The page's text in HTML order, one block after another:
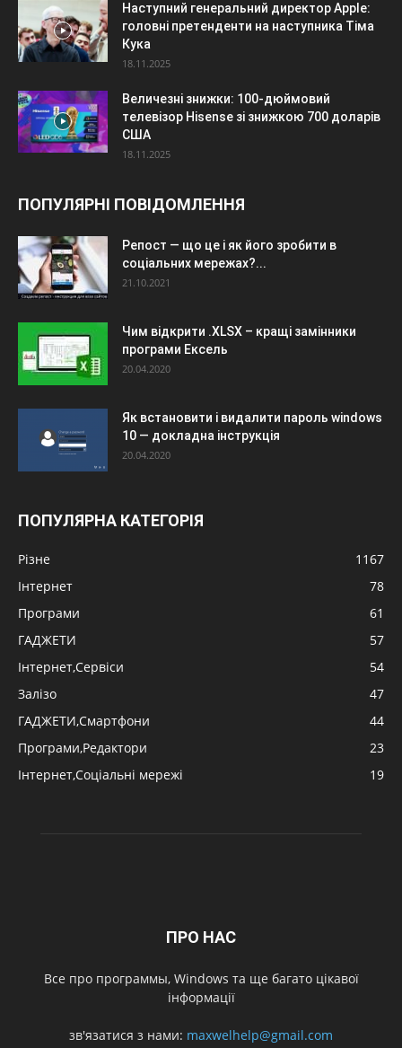
Наступний генеральний директор Apple:
головні претенденти на наступника Тіма
Кука
18.11.2025
Величезні знижки: 100-дюймовий
телевізор Hisense зі знижкою 700 доларів
США
18.11.2025
ПОПУЛЯРНІ ПОВІДОМЛЕННЯ
Репост — що це і як його зробити в
соціальних мережах?...
21.10.2021
Чим відкрити .XLSX – кращі замінники
програми Ексель
20.04.2020
Як встановити і видалити пароль windows
10 — докладна інструкція
20.04.2020
ПОПУЛЯРНА КАТЕГОРІЯ
Різне
1167
Інтернет
78
Програми
61
ГАДЖЕТИ
57
Інтернет,Сервіси
54
Залізо
47
ГАДЖЕТИ,Смартфони
44
Програми,Редактори
23
Інтернет,Соціальні мережі
19
ПРО НАС
Все про программы, Windows та ще багато цікавої
інформації
зв'язатися з нами: maxwelhelp@gmail.com